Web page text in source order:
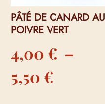
PÂTÉ DE CANARD AU
POIVRE VERT
4,00 € –
5,50 €